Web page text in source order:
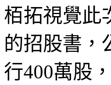
栢拓視覺此
的招股書，
行400萬股